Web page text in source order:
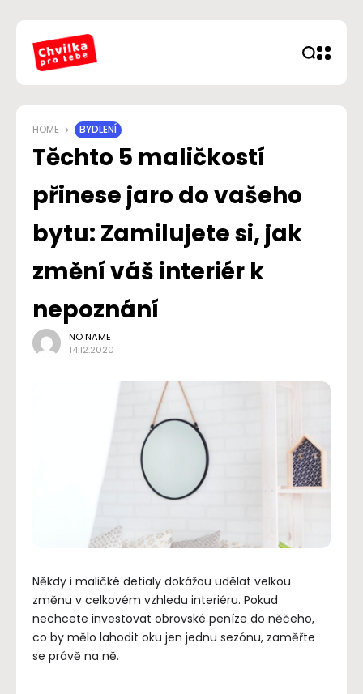
HOME BYDLENÍ
Těchto 5 maličkostí
přinese jaro do vašeho
bytu: Zamilujete si, jak
změní váš interiér k
nepoznání
NO NAME
14.12.2020
Někdy i maličké detialy dokážou udělat velkou
změnu v celkovém vzhledu interiéru. Pokud
nechcete investovat obrovské peníze do něčeho,
co by mělo lahodit oku jen jednu sezónu, zaměřte
se právě na ně.